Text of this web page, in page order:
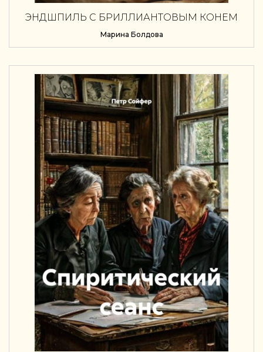
ЭНДШПИЛЬ С БРИЛЛИАНТОВЫМ КОНЕМ
Марина Болдова